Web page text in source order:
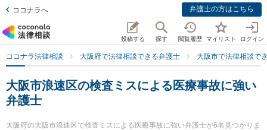
ココナラへ 弁護士の方はこちら
投稿する 探す 閲覧履歴 マイリスト ログイン
ココナラ法律相談 大阪府で法律相談できる弁護士 大阪市で法律相談で
大阪市浪速区の検査ミスによる医療事故に強い
弁護士
大阪府の大阪市浪速区で検査ミスによる医療事故に強い弁護士が6名見つかりま